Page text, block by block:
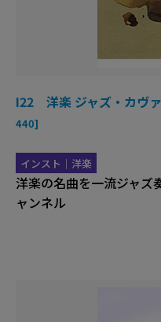
I22 洋楽 ジャズ・カヴ
440]
インスト｜洋楽
洋楽の名曲を一流ジャズ
ャンネル